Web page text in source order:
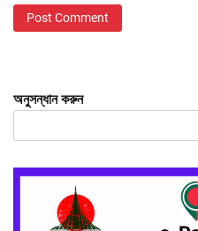
অনুসন্ধান করুন